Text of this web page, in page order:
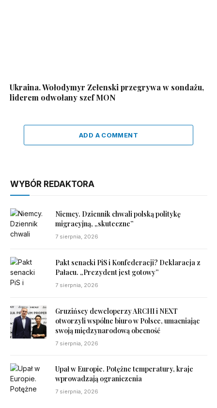
Ukraina. Wołodymyr Zełenski przegrywa w sondażu,
liderem odwołany szef MON
ADD A COMMENT
WYBÓR REDAKTORA
Niemcy. Dziennik chwali polską politykę
migracyjną, „skuteczne”
7 sierpnia, 2026
Pakt senacki PiS i Konfederacji? Deklaracja z
Pałacu. „Prezydent jest gotowy”
7 sierpnia, 2026
Gruzińscy deweloperzy ARCHI i NEXT
otworzyli wspólne biuro w Polsce, umacniając
swoją międzynarodową obecność
7 sierpnia, 2026
Upał w Europie. Potężne temperatury, kraje
wprowadzają ograniczenia
7 sierpnia, 2026